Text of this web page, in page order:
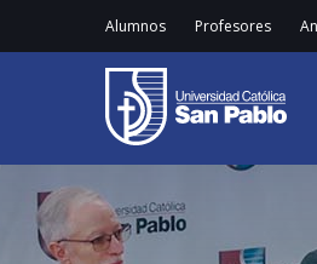
Alumnos Profesores